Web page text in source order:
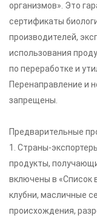
организмов». Это
сертификаты
производителей,
использования
по переработке и
Перенаправление и
запрещены.
Предварительные
1. Страны-
продукты,
включены в «Список
клубни, масличные
происхождения,